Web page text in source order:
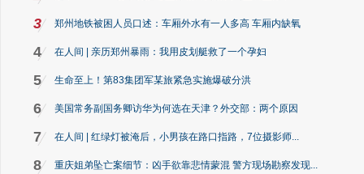
3 郑州地铁被困人员口述：车厢外水有一人多高 车厢内缺氧
4 在人间 | 亲历郑州暴雨：我用皮划艇救了一个孕妇
5 生命至上！第83集团军某旅紧急实施爆破分洪
6 美国常务副国务卿访华为何选在天津？外交部：两个原因
7 在人间 | 红绿灯被淹后，小男孩在路口指路，7位摄影师...
8 重庆姐弟坠亡案细节：凶手欲靠悲情蒙混 警方现场勘察发现...